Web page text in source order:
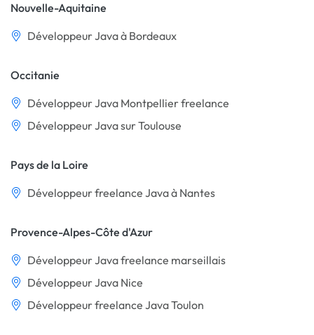
Nouvelle-Aquitaine
Développeur Java à Bordeaux
Occitanie
Développeur Java Montpellier freelance
Développeur Java sur Toulouse
Pays de la Loire
Développeur freelance Java à Nantes
Provence-Alpes-Côte d'Azur
Développeur Java freelance marseillais
Développeur Java Nice
Développeur freelance Java Toulon